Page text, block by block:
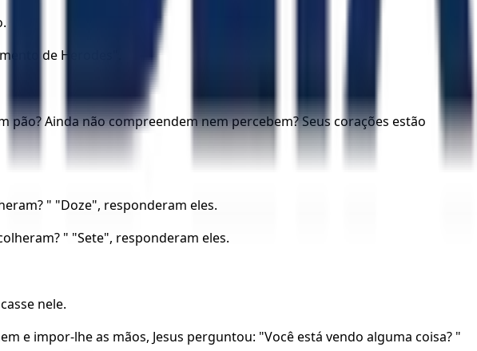
de Herodes".
pão? Ainda não compreendem nem percebem? Seus corações estão
" "Doze", responderam eles.
" "Sete", responderam eles.
nele.
e impor-lhe as mãos, Jesus perguntou: "Você está vendo alguma coisa? "